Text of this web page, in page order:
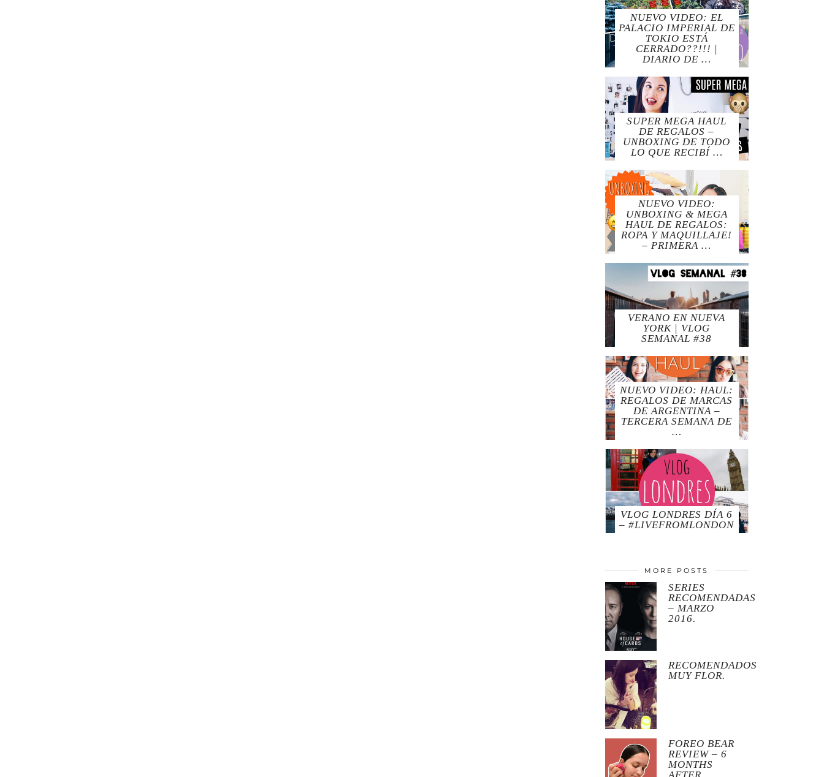
NUEVO VIDEO: EL
PALACIO IMPERIAL DE
TOKIO ESTÁ
CERRADO??!!! |
DIARIO DE …
SUPER MEGA HAUL
DE REGALOS –
UNBOXING DE TODO
LO QUE RECIBÍ …
NUEVO VIDEO:
UNBOXING & MEGA
HAUL DE REGALOS:
ROPA Y MAQUILLAJE!
– PRIMERA …
VERANO EN NUEVA
YORK | VLOG
SEMANAL #38
NUEVO VIDEO: HAUL:
REGALOS DE MARCAS
DE ARGENTINA –
TERCERA SEMANA DE
…
VLOG LONDRES DÍA 6
– #LIVEFROMLONDON
MORE POSTS
SERIES
RECOMENDADAS
– MARZO
2016.
RECOMENDADOS
MUY FLOR.
FOREO BEAR
REVIEW – 6
MONTHS
AFTER